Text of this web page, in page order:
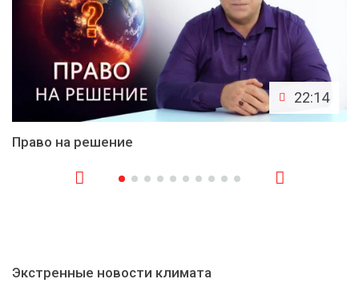
22:14
Право на решение
Экстренные новости климата